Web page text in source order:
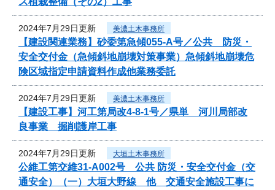
2024年7月29日更新 美濃土木事務所
【建設関連業務】砂委第急傾055-A号／公共 防災・
安全交付金（急傾斜地崩壊対策事業）急傾斜地崩壊危
険区域指定申請資料作成他業務委託
2024年7月29日更新 美濃土木事務所
【建設工事】河工第局改4-8-1号／県単 河川局部改
良事業 掘削護岸工事
2024年7月29日更新 大垣土木事務所
公維工第交維31-A002号 公共 防災・安全交付金（交
通安全）（一）大垣大野線 他 交通安全施設工事に